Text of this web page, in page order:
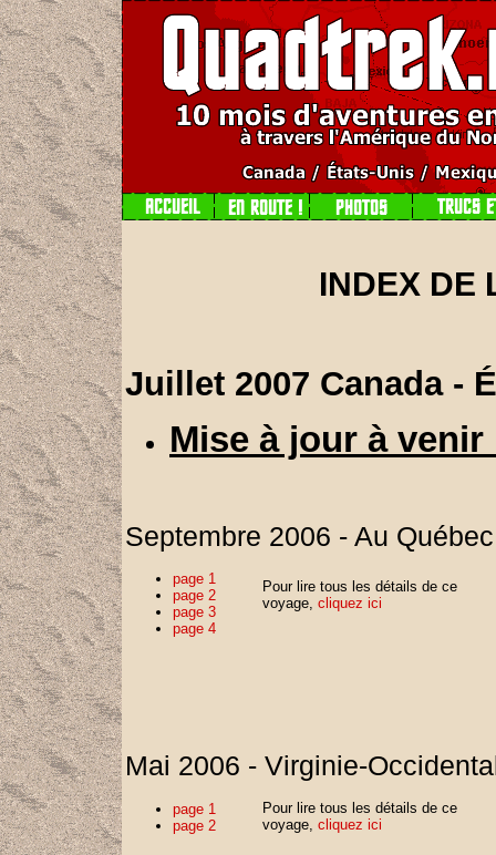
INDEX DE
Juillet 2007 Canada -
Mise à jour à
Septembre 2006 - Au
page 1
page 2
page 3
page 4
Pour lire tous les détails de ce
voyage, cliquez ici
Mai 2006 - Virginie-
page 1
page 2
Pour lire tous les détails de ce
voyage, cliquez ici